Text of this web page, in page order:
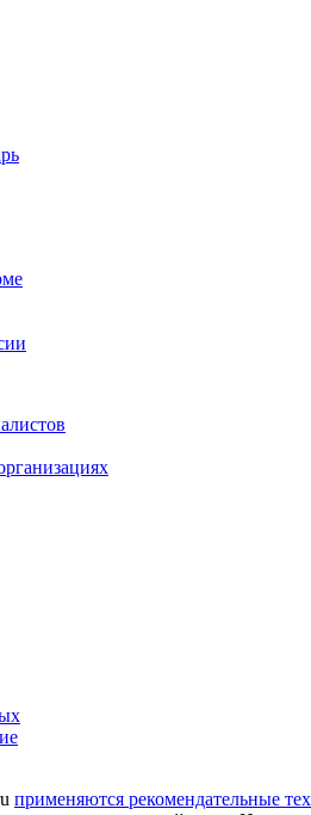
применяются рекомендательные